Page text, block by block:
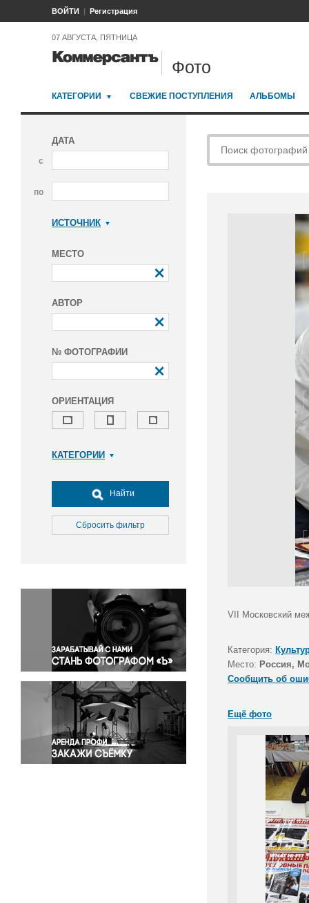
ВОЙТИ Регистрация
07 АВГУСТА, ПЯТНИЦА
Фото
КАТЕГОРИИ СВЕЖИЕ ПОСТУПЛЕНИЯ АЛЬБОМЫ
ДАТА
с
по
ИСТОЧНИК
МЕСТО
АВТОР
№ ФОТОГРАФИИ
ОРИЕНТАЦИЯ
КАТЕГОРИИ
Досуг, туризм и отдых
Культура
Медицина
Окружающая среда
Политика
Правосудие
Происшествия и конфликты
Религия
Светская жизнь
Спорт
Экология
Экономика и бизнес
Найти
Сбросить фильтр
VII Московский
Категория:
Место: Россия,
Сообщить об
Ещё фото